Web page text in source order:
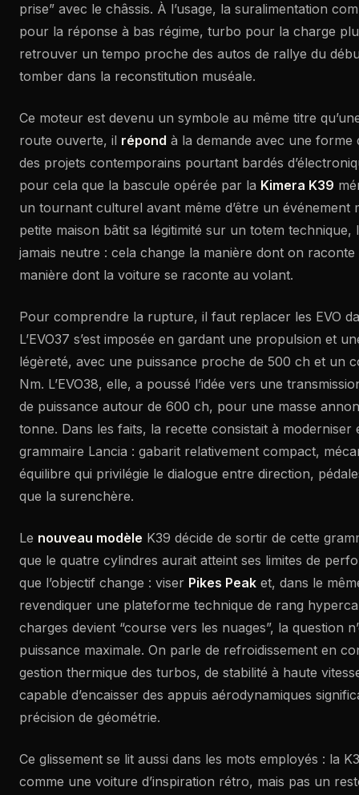
prise” avec le châssis. À l’usage, la suralimentation
pour la réponse à bas régime, turbo pour la charge
retrouver un tempo proche des autos de rallye du
tomber dans la reconstitution muséale.
Ce moteur est devenu un symbole au même titre
route ouverte, il répond à la demande avec une
des projets contemporains pourtant bardés
pour cela que la bascule opérée par la Kimera K39
un tournant culturel avant même d’être un événement
petite maison bâtit sa légitimité sur un totem technique,
jamais neutre : cela change la manière dont on
manière dont la voiture se raconte au volant.
Pour comprendre la rupture, il faut replacer les EVO
L’EVO37 s’est imposée en gardant une propulsion et
légèreté, avec une puissance proche de 500 ch et un
Nm. L’EVO38, elle, a poussé l’idée vers une
de puissance autour de 600 ch, pour une masse
tonne. Dans les faits, la recette consistait à moderniser
grammaire Lancia : gabarit relativement compact,
équilibre qui privilégie le dialogue entre direction,
que la surenchère.
Le nouveau modèle K39 décide de sortir de cette
que le quatre cylindres aurait atteint ses limites de
que l’objectif change : viser Pikes Peak et, dans le
revendiquer une plateforme technique de rang
charges devient “course vers les nuages”, la question
puissance maximale. On parle de refroidissement en
gestion thermique des turbos, de stabilité à haute
capable d’encaisser des appuis aérodynamiques
précision de géométrie.
Ce glissement se lit aussi dans les mots employés : la
comme une voiture d’inspiration rétro, mais pas un